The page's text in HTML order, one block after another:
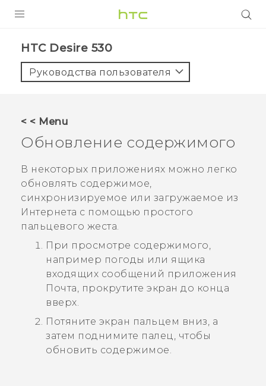
5G
ПОДДЕРЖКА
HTC Desire 530‎
Руководства пользователя
< < Menu
Обновление содержимого
В некоторых приложениях можно легко
обновлять содержимое,
синхронизируемое или загружаемое из
Интернета с помощью простого
пальцевого жеста.
При просмотре содержимого,
например погоды или ящика
входящих сообщений приложения
Почта, прокрутите экран до конца
вверх.
Потяните экран пальцем вниз, а
затем поднимите палец, чтобы
обновить содержимое.